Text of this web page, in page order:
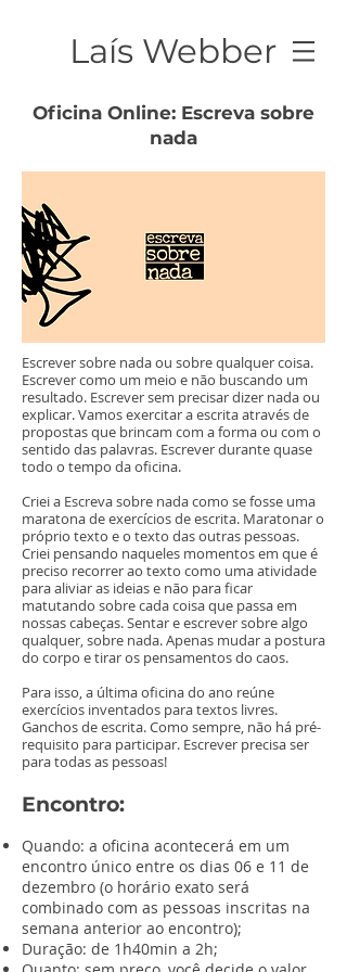
Laís Webber
Oficina Online: Escreva sobre
nada
Escrever sobre nada ou sobre qualquer coisa.
Escrever como um meio e não buscando um
resultado. Escrever sem precisar dizer nada ou
explicar. Vamos exercitar a escrita através de
propostas que brincam com a forma ou com o
sentido das palavras. Escrever durante quase
todo o tempo da oficina.
Criei a Escreva sobre nada como se fosse uma
maratona de exercícios de escrita. Maratonar o
próprio texto e o texto das outras pessoas.
Criei pensando naqueles momentos em que é
preciso recorrer ao texto como uma atividade
para aliviar as ideias e não para ficar
matutando sobre cada coisa que passa em
nossas cabeças. Sentar e escrever sobre algo
qualquer, sobre nada. Apenas mudar a postura
do corpo e tirar os pensamentos do caos.
Para isso, a última oficina do ano reúne
exercícios inventados para textos livres.
Ganchos de escrita. Como sempre, não há pré-
requisito para participar. Escrever precisa ser
para todas as pessoas!
Encontro:
Quando: a oficina acontecerá em um
encontro único entre os dias 06 e 11 de
dezembro (o horário exato será
combinado com as pessoas inscritas na
semana anterior ao encontro);
Duração: de 1h40min a 2h;